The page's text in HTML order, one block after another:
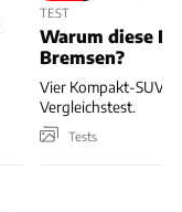
TEST
Warum diese
Bremsen?
Vier Kompakt-SUV
Vergleichstest.
Tests